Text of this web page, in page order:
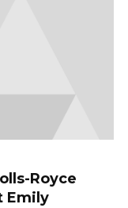
Royce
Emily